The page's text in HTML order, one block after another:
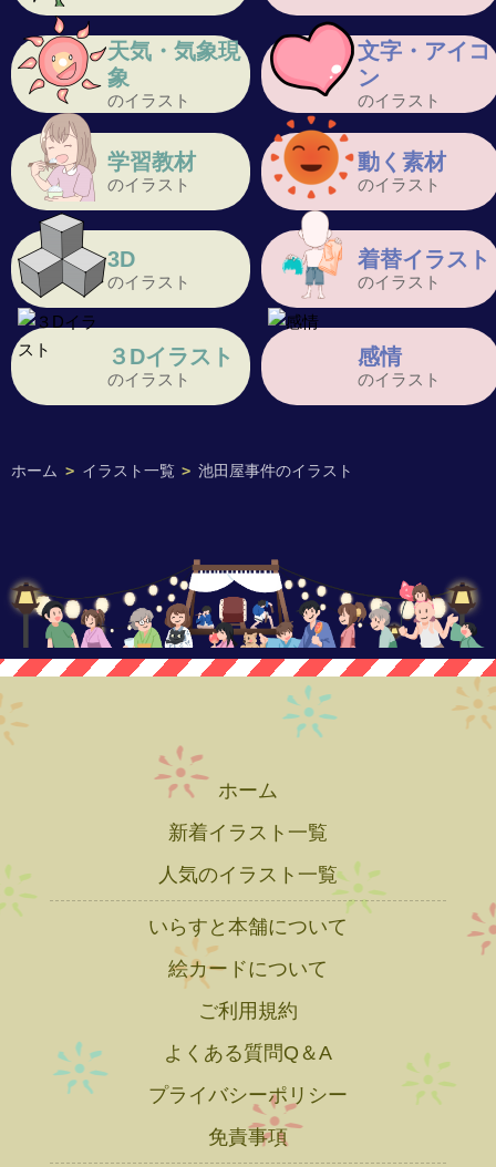
ホーム > イラスト一覧 > 池田屋事件のイラスト
天気・気象現
象
のイラスト
文字・アイコ
ン
のイラスト
学習教材
のイラスト
動く素材
のイラスト
3D
のイラスト
着替イラスト
のイラスト
３Dイラスト
のイラスト
感情
のイラスト
ホーム
新着イラスト一覧
人気のイラスト一覧
いらすと本舗について
絵カードについて
ご利用規約
よくある質問Q＆A
プライバシーポリシー
免責事項